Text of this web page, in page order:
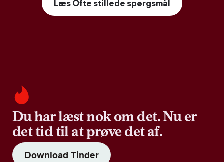
Læs Ofte stillede spørgsmål
Du har læst nok om det. Nu er
det tid til at prøve det af.
Download Tinder